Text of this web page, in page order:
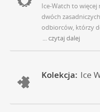
Ice-Watch to więcej
dwóch
odbiorców, którzy
... czytaj dalej
Kolekcja: Ice